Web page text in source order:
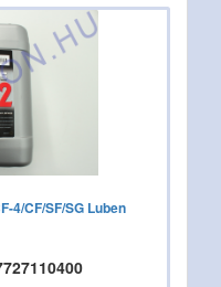
4/CF/SF/SG Luben